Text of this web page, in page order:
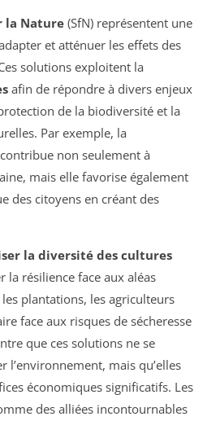
la Nature (SfN) représentent une
et atténuer les effets des
solutions exploitent la
afin de répondre à divers enjeux
de la biodiversité et la
Par exemple, la
contribue non seulement à
mais elle favorise également
des citoyens en créant des
la diversité des cultures
résilience face aux aléas
plantations, les agriculteurs
face aux risques de sécheresse
que ces solutions ne se
l’environnement, mais qu’elles
économiques significatifs. Les
des alliées incontournables